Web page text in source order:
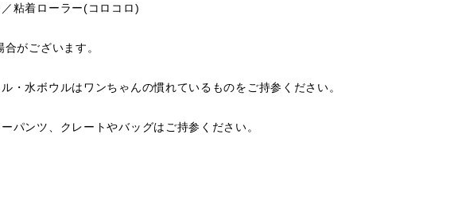
粘着ローラー(コロコロ)
がございます。
・水ボウルはワンちゃんの慣れているものをご持参ください。
パンツ、クレートやバッグはご持参ください。